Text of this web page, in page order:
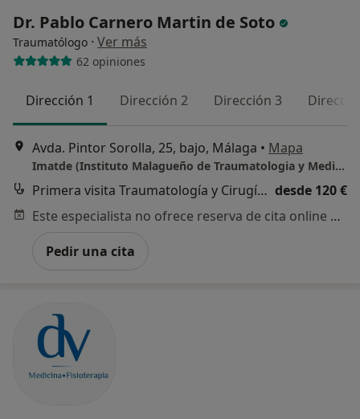
Dr. Pablo Carnero Martin de Soto
Traumatólogo · Ver más
62 opiniones
Dirección 1 Dirección 2 Dirección 3
Avda. Pintor Sorolla, 25, bajo, Málaga • Mapa
Imatde (Instituto Malagueño de Traumatologia y Medicina del Deporte)
Primera visita Traumatología y Cirugía Ortopédica desde 120 €
Este especialista no ofrece reserva de cita online en esta dirección.
Pedir una cita